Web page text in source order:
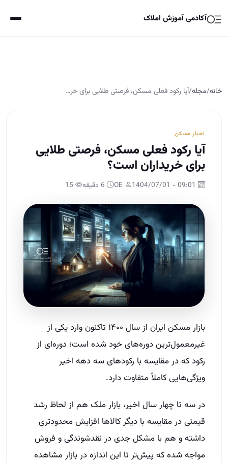
آکادمی آموزش املاک
خانه/مجله/آیا رکود فعلی مسکن، فرصتی طلایی برای خر…
اخبار مسکن
آیا رکود فعلی مسکن، فرصتی طلایی
برای خریداران است؟
بازار مسکن ایران از سال ۱۴۰۰ تاکنون وارد یکی از
غیرمعمول‌ترین دوره‌های خود شده است؛ دوره‌ای از
رکود که در مقایسه با رکودهای سه دهه اخیر
ویژگی‌هایی کاملاً متفاوت دارد.
در سه تا چهار سال اخیر، بازار ملک هم از لحاظ رشد
قیمتی در مقایسه با دیگر کالاها افزایش محدودتری
داشته و هم با مشکل جدی در نقدشوندگی و فروش
مواجه شده که پیش‌تر تا این اندازه در بازار مشاهده